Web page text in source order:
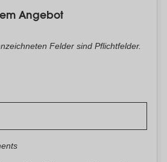
Angebot
Felder sind Pflichtfelder.